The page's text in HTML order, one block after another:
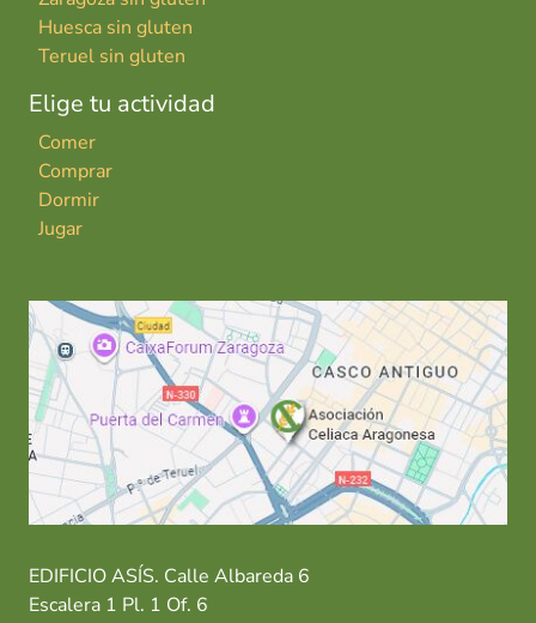
Huesca sin gluten
Teruel sin gluten
Elige tu actividad
Comer
Comprar
Dormir
Jugar
EDIFICIO ASÍS. Calle Albareda 6
Escalera 1 Pl. 1 Of. 6